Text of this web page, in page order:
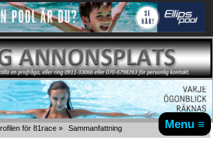
Menu ≡
för 81race » Sammanfattning